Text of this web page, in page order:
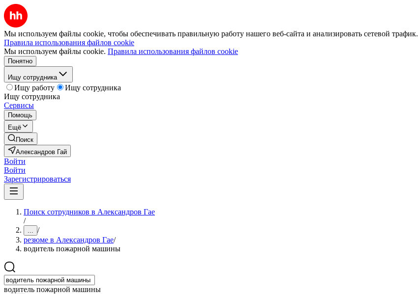
Мы используем файлы cookie, чтобы обеспечивать правильную работу нашего веб-сайта и анализировать сетевой трафик.
Правила использования файлов cookie
Мы используем файлы cookie. Правила использования файлов cookie
Понятно
Ищу сотрудника
Ищу работу
Ищу сотрудника
Ищу сотрудника
Сервисы
Помощь
Ещё
Поиск
Александров Гай
Войти
Войти
Зарегистрироваться
Поиск сотрудников в Александров Гае
/
... /
резюме в Александров Гае/
водитель пожарной машины
водитель пожарной машины